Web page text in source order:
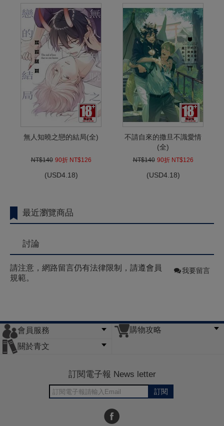
無人知曉之戀的結局(全)
NT$140 90折 NT$126
(USD4.18)
不請自來的撒旦不識愛情
(全)
NT$140 90折 NT$126
(USD4.18)
最近瀏覽商品
討論
請注意，網路留言仍有法律限制，請遵會員
規範。
我要留言
會員服務
會員辦法
客服信箱
隱私條款
網站導覽
購物攻略
關於青文
訂閱電子報 News letter
訂閱